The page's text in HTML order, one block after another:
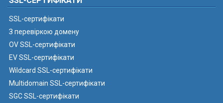
SSL-сертифікати
З перевіркою домену
OV SSL-сертифікати
EV SSL-сертифікати
Wildcard SSL-сертифікати
Multidomain SSL-сертифікати
SGC SSL-сертифікати